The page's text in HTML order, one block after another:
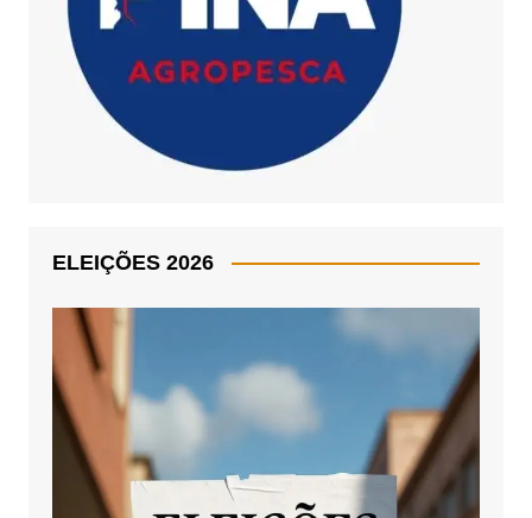
ELEIÇÕES 2026